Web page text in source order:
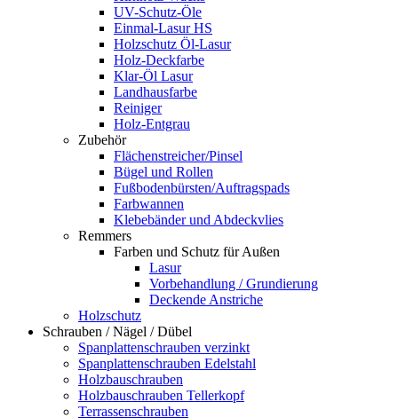
UV-Schutz-Öle
Einmal-Lasur HS
Holzschutz Öl-Lasur
Holz-Deckfarbe
Klar-Öl Lasur
Landhausfarbe
Reiniger
Holz-Entgrau
Zubehör
Flächenstreicher/Pinsel
Bügel und Rollen
Fußbodenbürsten/Auftragspads
Farbwannen
Klebebänder und Abdeckvlies
Remmers
Farben und Schutz für Außen
Lasur
Vorbehandlung / Grundierung
Deckende Anstriche
Holzschutz
Schrauben / Nägel / Dübel
Spanplattenschrauben verzinkt
Spanplattenschrauben Edelstahl
Holzbauschrauben
Holzbauschrauben Tellerkopf
Terrassenschrauben